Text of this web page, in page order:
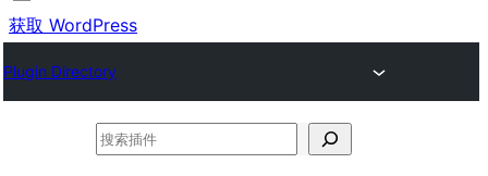
获取 WordPress
Plugin Directory
搜